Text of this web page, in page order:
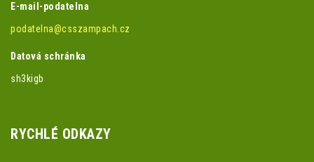
E-mail-podatelna
podatelna@csszampach.cz
Datová schránka
sh3kigb
RYCHLÉ ODKAZY